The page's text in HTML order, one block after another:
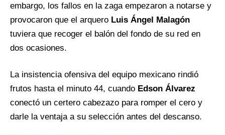
embargo, los fallos en la zaga empezaron a notarse y
provocaron que el arquero Luis Ángel Malagón
tuviera que recoger el balón del fondo de su red en
dos ocasiones.
La insistencia ofensiva del equipo mexicano rindió
frutos hasta el minuto 44, cuando Edson Álvarez
conectó un certero cabezazo para romper el cero y
darle la ventaja a su selección antes del descanso.